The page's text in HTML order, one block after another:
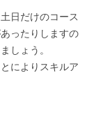
日だけのコース
ったりしますの
しょう。
によりスキルア